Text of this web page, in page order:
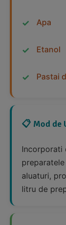
Apa
Etanol
Pastai
📋 Mod de
Incorporati
aluaturi,
litru de